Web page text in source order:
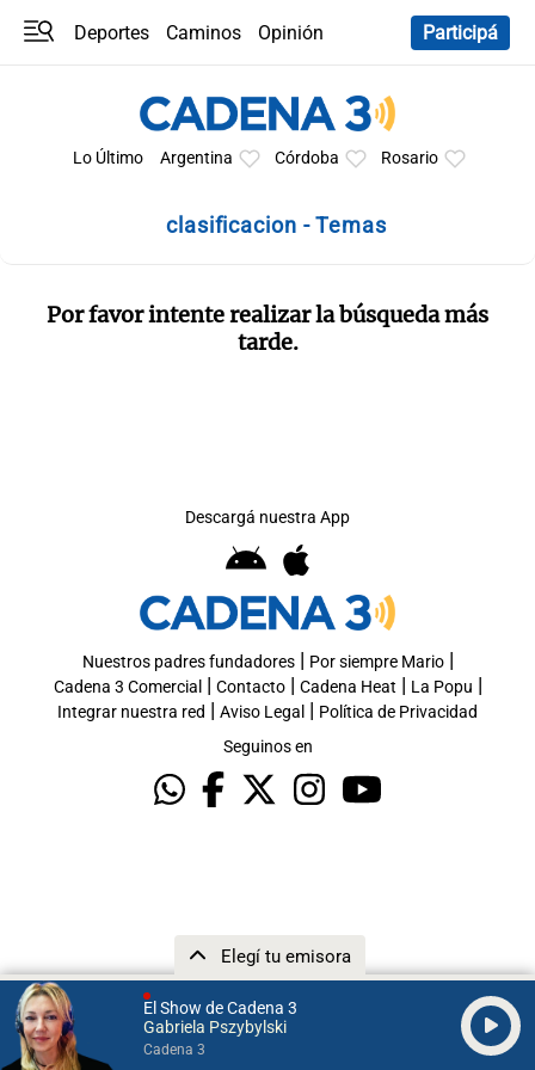
El Show de Cadena 3
Gabriela Pszybylski
Cadena 3
Elegí tu emisora
Deportes Caminos
Opinión
Participá
Lo Último Argentina Córdoba Rosario
clasificacion - Temas
Por favor intente realizar la búsqueda más
tarde.
Descargá nuestra App
Nuestros padres fundadores| Por siempre Mario|
Cadena 3 Comercial | Contacto| Cadena Heat | La Popu |
Integrar nuestra red | Aviso Legal | Política de Privacidad
Seguinos en